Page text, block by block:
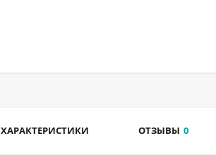
ХАРАКТЕРИСТИКИ ОТЗЫВЫ 0